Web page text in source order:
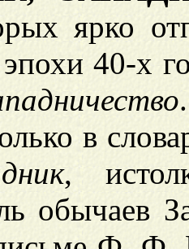
ярко
эпохи 40-х
в
,
обычаев